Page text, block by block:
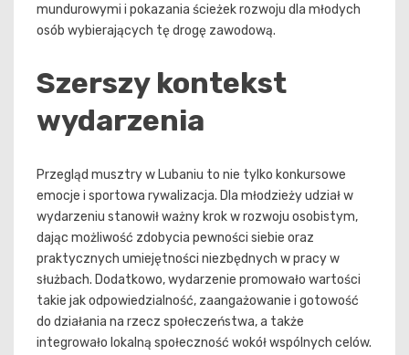
mundurowymi i pokazania ścieżek rozwoju dla młodych
osób wybierających tę drogę zawodową.
Szerszy kontekst
wydarzenia
Przegląd musztry w Lubaniu to nie tylko konkursowe
emocje i sportowa rywalizacja. Dla młodzieży udział w
wydarzeniu stanowił ważny krok w rozwoju osobistym,
dając możliwość zdobycia pewności siebie oraz
praktycznych umiejętności niezbędnych w pracy w
służbach. Dodatkowo, wydarzenie promowało wartości
takie jak odpowiedzialność, zaangażowanie i gotowość
do działania na rzecz społeczeństwa, a także
integrowało lokalną społeczność wokół wspólnych celów.